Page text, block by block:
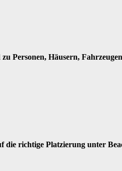
Personen, Häusern,
die richtige Platzierung unter